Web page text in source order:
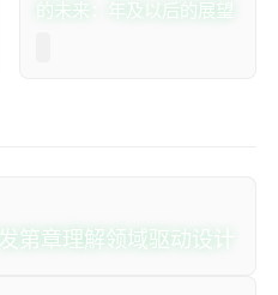
Java的未来：2026年及以后的展望
开发-第1章理解领域驱动设计